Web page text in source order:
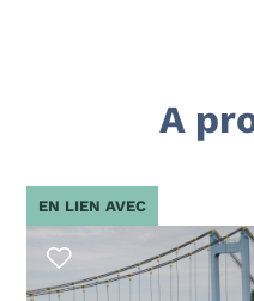
A
EN LIEN AVEC